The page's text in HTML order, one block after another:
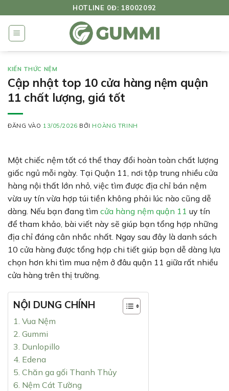
qua
dung
HOTLINE 0Đ: 18002092
KIẾN THỨC NỆM
Cập nhật top 10 cửa hàng nệm quận
11 chất lượng, giá tốt
ĐĂNG VÀO 13/05/2026 BỞI HOÀNG TRINH
Một chiếc nệm tốt có thể thay đổi hoàn toàn chất lượng
giấc ngủ mỗi ngày. Tại Quận 11, nơi tập trung nhiều cửa
hàng nội thất lớn nhỏ, việc tìm được địa chỉ bán nệm
vừa uy tín vừa hợp túi tiền không phải lúc nào cũng dễ
dàng. Nếu bạn đang tìm cửa hàng nệm quận 11 uy tín
để tham khảo, bài viết này sẽ giúp bạn tổng hợp những
địa chỉ đáng cân nhắc nhất. Ngay sau đây là danh sách
10 cửa hàng được tổng hợp chi tiết giúp bạn dễ dàng lựa
chọn hơn khi tìm mua nệm ở đâu quận 11 giữa rất nhiều
cửa hàng trên thị trường.
NỘI DUNG CHÍNH
1. Vua Nệm
2. Gummi
3. Dunlopillo
4. Edena
5. Chăn ga gối Thanh Thủy
6. Nệm Cát Tường